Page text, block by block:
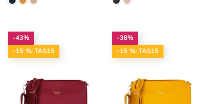
-43%
-15 %: TAS15
-38%
-15 %: TAS15